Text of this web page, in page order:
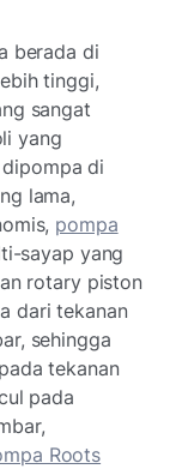
berada di
tinggi,
sangat
yang
di
lama,
pompa
sayap yang
rotary piston
dari tekanan
sehingga
tekanan
pada
Roots